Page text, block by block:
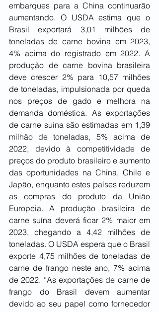
embarques para a China continuarão
aumentando. O USDA estima que o
Brasil exportará 3,01 milhões de
toneladas de carne bovina em 2023,
4% acima do registrado em 2022. A
produção de carne bovina brasileira
deve crescer 2% para 10,57 milhões
de toneladas, impulsionada por queda
nos preços de gado e melhora na
demanda doméstica. As exportações
de carne suína são estimadas em 1,39
milhão de toneladas, 5% acima de
2022, devido à competitividade de
preços do produto brasileiro e aumento
das oportunidades na China, Chile e
Japão, enquanto estes países reduzem
as compras do produto da União
Europeia. A produção brasileira de
carne suína deverá ficar 2% maior em
2023, chegando a 4,42 milhões de
toneladas. O USDA espera que o Brasil
exporte 4,75 milhões de toneladas de
carne de frango neste ano, 7% acima
de 2022. “As exportações de carne de
frango do Brasil devem aumentar
devido ao seu papel como fornecedor